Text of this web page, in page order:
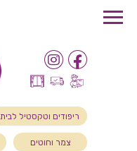
ריפודים וטקסטיל לבית
צמר וחוטים